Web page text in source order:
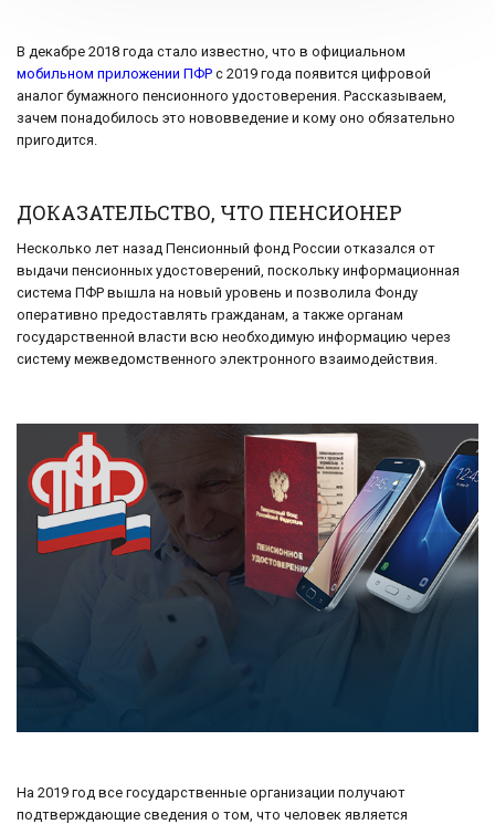
В декабре 2018 года стало известно, что в официальном
мобильном приложении ПФР с 2019 года появится цифровой
аналог бумажного пенсионного удостоверения. Рассказываем,
зачем понадобилось это нововведение и кому оно обязательно
пригодится.
ДОКАЗАТЕЛЬСТВО, ЧТО ПЕНСИОНЕР
Несколько лет назад Пенсионный фонд России отказался от
выдачи пенсионных удостоверений, поскольку информационная
система ПФР вышла на новый уровень и позволила Фонду
оперативно предоставлять гражданам, а также органам
государственной власти всю необходимую информацию через
систему межведомственного электронного взаимодействия.
На 2019 год все государственные организации получают
подтверждающие сведения о том, что человек является